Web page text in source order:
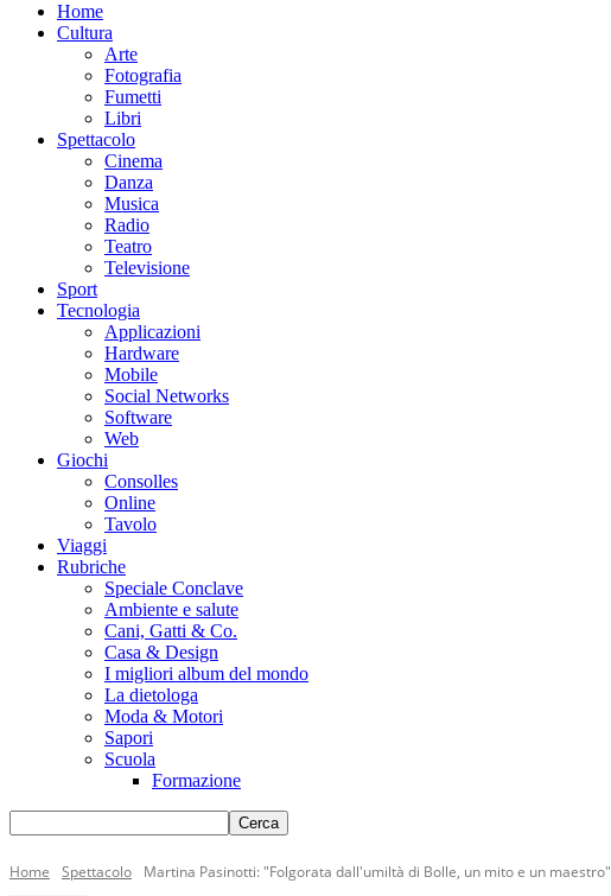
Home
Cultura
Arte
Fotografia
Fumetti
Libri
Spettacolo
Cinema
Danza
Musica
Radio
Teatro
Televisione
Sport
Tecnologia
Applicazioni
Hardware
Mobile
Social Networks
Software
Web
Giochi
Consolles
Online
Tavolo
Viaggi
Rubriche
Speciale Conclave
Ambiente e salute
Cani, Gatti & Co.
Casa & Design
I migliori album del mondo
La dietologa
Moda & Motori
Sapori
Scuola
Formazione
Home Spettacolo Martina Pasinotti: "Folgorata dall'umiltà di Bolle, un mito e un maestro"